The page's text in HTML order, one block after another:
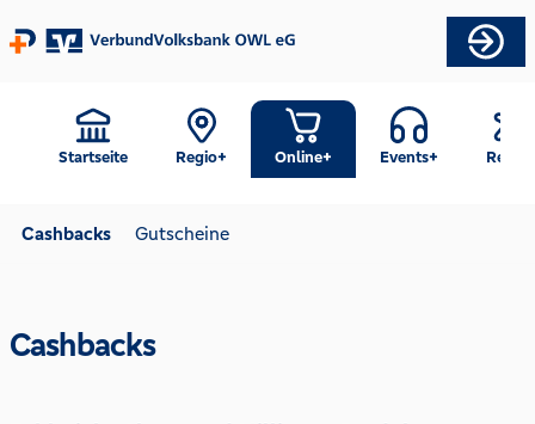
Startseite Regio+ Online+ Events+ Reise+
Cashbacks Gutscheine
Cashbacks